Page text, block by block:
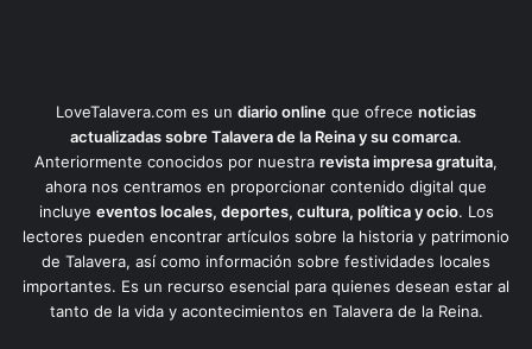
LoveTalavera.com es un diario online que ofrece noticias
actualizadas sobre Talavera de la Reina y su comarca.
Anteriormente conocidos por nuestra revista impresa gratuita,
ahora nos centramos en proporcionar contenido digital que
incluye eventos locales, deportes, cultura, política y ocio. Los
lectores pueden encontrar artículos sobre la historia y patrimonio
de Talavera, así como información sobre festividades locales
importantes. Es un recurso esencial para quienes desean estar al
tanto de la vida y acontecimientos en Talavera de la Reina.